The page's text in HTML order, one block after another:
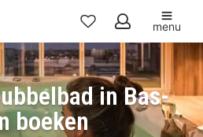
Mijn
favorieten
menu
in Bas-
boeken